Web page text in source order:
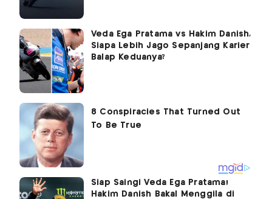
Veda Ega Pratama vs Hakim Danish,
Siapa Lebih Jago Sepanjang Karier
Balap Keduanya?
Siap Saingi Veda Ega Pratama!
Hakim Danish Bakal Menggila di